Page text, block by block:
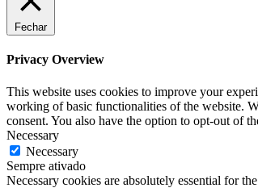
Fechar
Privacy Overview
This website uses cookies to improve your
working of basic functionalities of the website.
consent. You also have the option to opt-out of
Necessary
Necessary
Sempre ativado
Necessary cookies are absolutely essential for